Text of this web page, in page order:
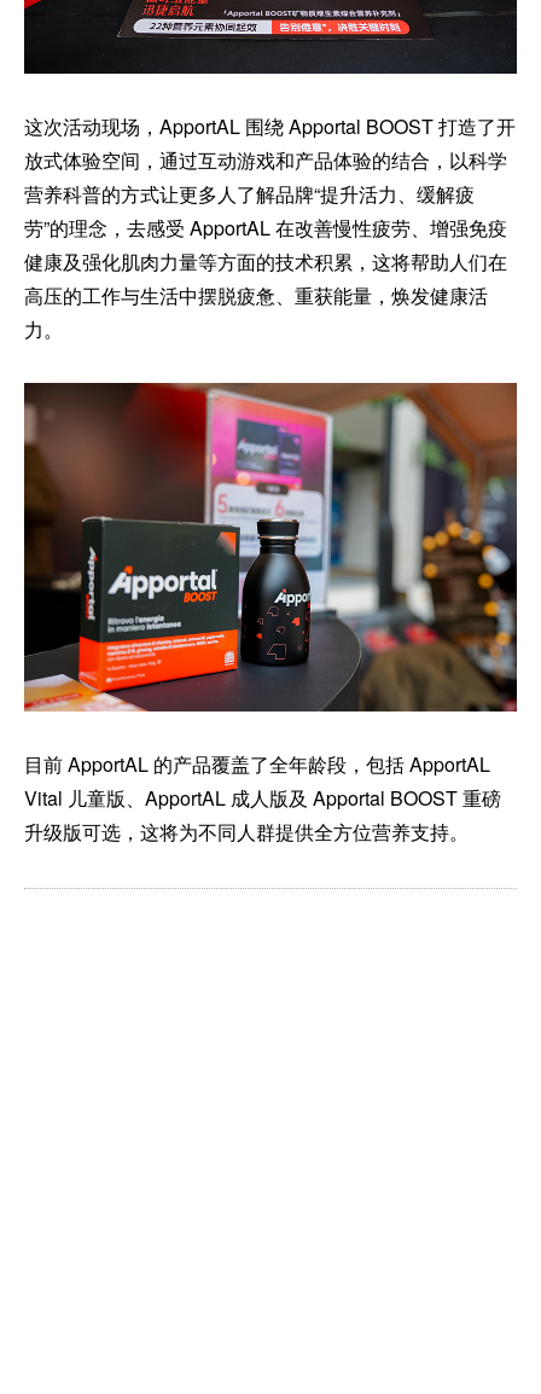
这次活动现场，ApportAL 围绕 Apportal BOOST 打造了开
放式体验空间，通过互动游戏和产品体验的结合，以科学
营养科普的方式让更多人了解品牌“提升活力、缓解疲
劳”的理念，去感受 ApportAL 在改善慢性疲劳、增强免疫
健康及强化肌肉力量等方面的技术积累，这将帮助人们在
高压的工作与生活中摆脱疲惫、重获能量，焕发健康活
力。
目前 ApportAL 的产品覆盖了全年龄段，包括 ApportAL
Vital 儿童版、ApportAL 成人版及 Apportal BOOST 重磅
升级版可选，这将为不同人群提供全方位营养支持。